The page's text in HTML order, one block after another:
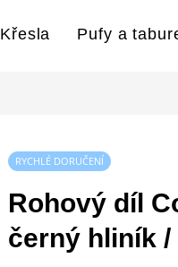
Křesla Pufy a
RYCHLÉ DORUČENÍ
Rohový díl
černý hliník